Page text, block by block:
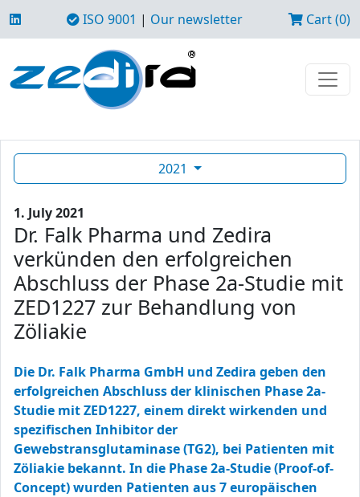
ISO 9001 | Our newsletter Cart (0)
2021
1. July 2021
Dr. Falk Pharma und Zedira
verkünden den erfolgreichen
Abschluss der Phase 2a-Studie mit
ZED1227 zur Behandlung von
Zöliakie
Die Dr. Falk Pharma GmbH und Zedira geben den
erfolgreichen Abschluss der klinischen Phase 2a-
Studie mit ZED1227, einem direkt wirkenden und
spezifischen Inhibitor der
Gewebstransglutaminase (TG2), bei Patienten mit
Zöliakie bekannt. In die Phase 2a-Studie (Proof-of-
Concept) wurden Patienten aus 7 europäischen